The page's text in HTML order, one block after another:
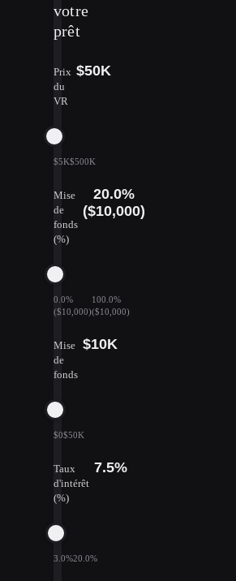
votre
prêt
Prix
du
VR
$50K
$5K$500K
Mise
de
fonds
(%)
20.0%
($10,000)
0.0%
($10,000)
100.0%
($10,000)
Mise
de
fonds
$10K
$0$50K
Taux
d'intérêt
(%)
7.5%
3.0%20.0%